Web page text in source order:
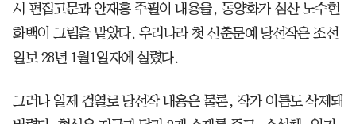
시 편집고문과 안재홍 주필이 내용을, 동양화가 심산 노수현
화백이 그림을 맡았다. 우리나라 첫 신춘문예 당선작은 조선
일보 28년 1월1일자에 실렸다.
그러나 일제 검열로 당선작 내용은 물론, 작가 이름도 삭제돼